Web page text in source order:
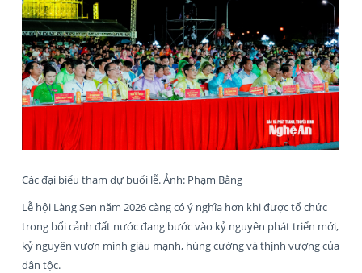
Các đại biểu tham dự buổi lễ. Ảnh: Phạm Bằng
Lễ hội Làng Sen năm 2026 càng có ý nghĩa hơn khi được tổ chức
trong bối cảnh đất nước đang bước vào kỷ nguyên phát triển mới,
kỷ nguyên vươn mình giàu mạnh, hùng cường và thịnh vượng của
dân tộc.